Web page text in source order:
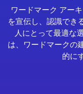
ワードマーク アー
を宣伝し、認識でき
人にとって最適な
は、ワードマークの
的に